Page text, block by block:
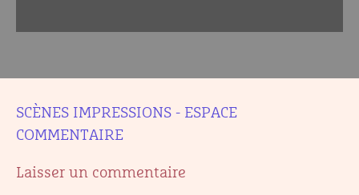
SCÈNES IMPRESSIONS - ESPACE
COMMENTAIRE
Laisser un commentaire